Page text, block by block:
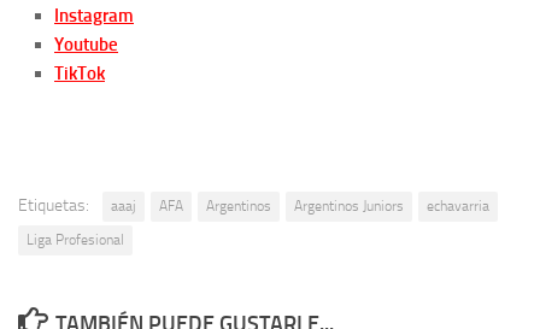
Instagram
Youtube
TikTok
Etiquetas: aaaj AFA Argentinos Argentinos Juniors
echavarria
Liga Profesional